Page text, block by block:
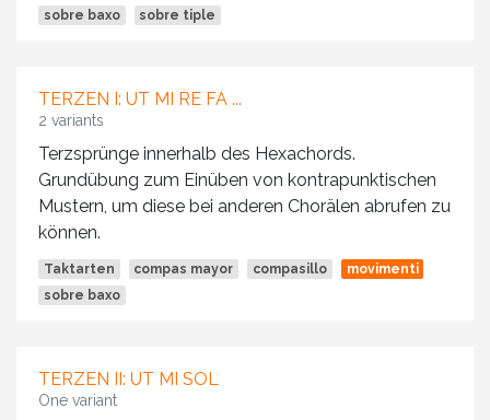
sobre baxo
sobre tiple
TERZEN I: UT MI RE FA ...
2 variants
Terzsprünge innerhalb des Hexachords.
Grundübung zum Einüben von kontrapunktischen
Mustern, um diese bei anderen Chorälen abrufen zu
können.
Taktarten compas mayor compasillo
movimenti
sobre baxo
TERZEN II: UT MI SOL
One variant